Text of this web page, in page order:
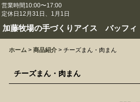
営業時間10:00〜17:00
定休日12月31日、1月1日
加藤牧場の手づくりアイス バッフィ
ホーム > 商品紹介 > チーズまん・肉まん
チーズまん・肉まん